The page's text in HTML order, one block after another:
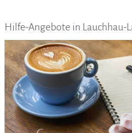
Hilfe-Angebote in Lauchhau-